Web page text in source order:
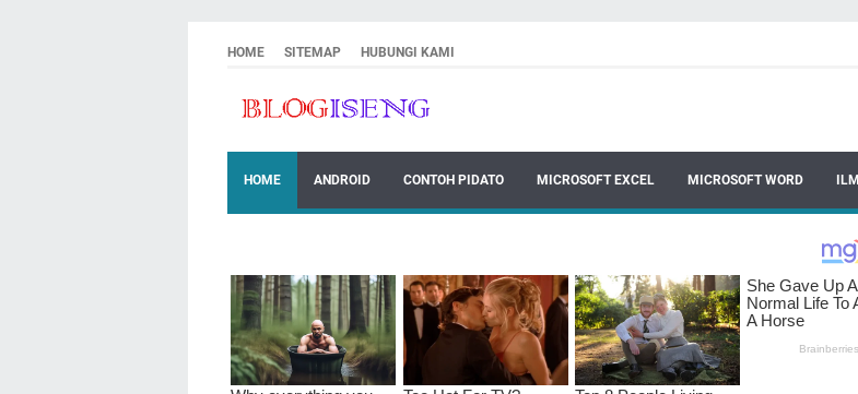
HOME SITEMAP HUBUNGI KAMI
HOME ANDROID CONTOH PIDATO MICROSOFT EXCEL MICROSOFT WORD